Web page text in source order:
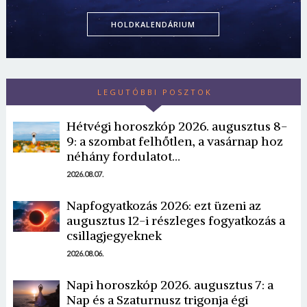
HOLDKALENDÁRIUM
LEGUTÓBBI POSZTOK
Hétvégi horoszkóp 2026. augusztus 8-
9: a szombat felhőtlen, a vasárnap hoz
néhány fordulatot…
2026.08.07.
Napfogyatkozás 2026: ezt üzeni az
augusztus 12-i részleges fogyatkozás a
csillagjegyeknek
2026.08.06.
Napi horoszkóp 2026. augusztus 7: a
Nap és a Szaturnusz trigonja égi